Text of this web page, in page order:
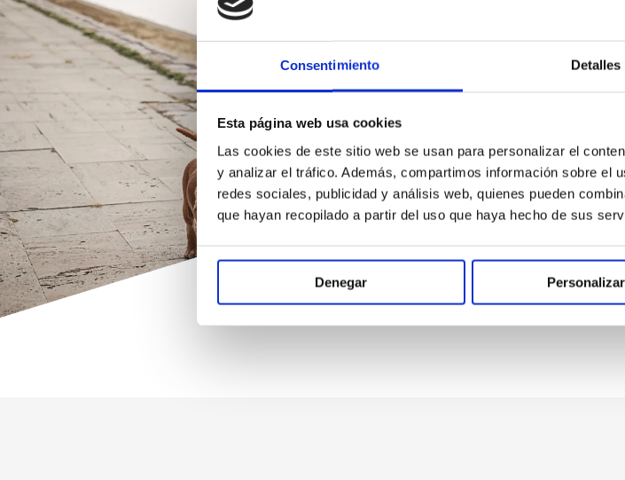
Consentimiento Detalles
Esta página web usa cookies
Las cookies de este sitio web se usan para personalizar el
y analizar el tráfico. Además, compartimos información sobre el
redes sociales, publicidad y análisis web, quienes pueden
que hayan recopilado a partir del uso que haya hecho de sus
Denegar Personalizar